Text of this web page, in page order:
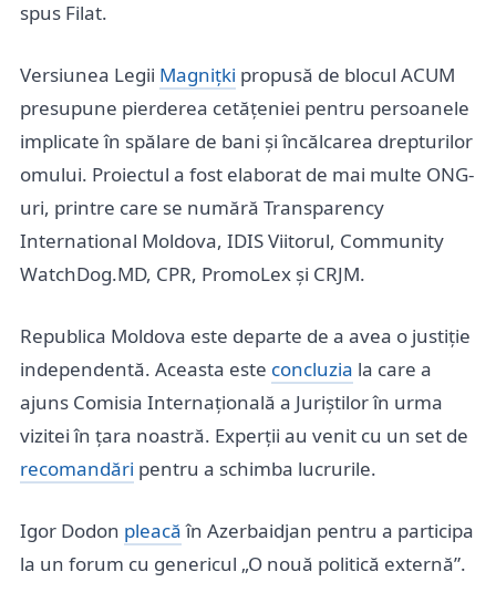
spus Filat.
Versiunea Legii Magnițki propusă de blocul ACUM
presupune pierderea cetățeniei pentru persoanele
implicate în spălare de bani și încălcarea drepturilor
omului. Proiectul a fost elaborat de mai multe ONG-
uri, printre care se numără Transparency
International Moldova, IDIS Viitorul, Community
WatchDog.MD, CPR, PromoLex și CRJM.
Republica Moldova este departe de a avea o justiție
independentă. Aceasta este concluzia la care a
ajuns Comisia Internațională a Juriștilor în urma
vizitei în țara noastră. Experții au venit cu un set de
recomandări pentru a schimba lucrurile.
Igor Dodon pleacăîn Azerbaidjan pentru a participa
la un forum cu genericul „O nouă politică externă”.